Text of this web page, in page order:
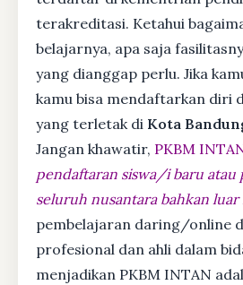
terakreditasi. Ketahui
belajarnya, apa saja
yang dianggap perlu. Jika
kamu bisa mendaftarkan diri
yang terletak di Kota
Jangan khawatir, PKBM
pendaftaran siswa/i baru atau
seluruh nusantara bahkan
pembelajaran daring/online
profesional dan ahli dalam
menjadikan PKBM INTAN